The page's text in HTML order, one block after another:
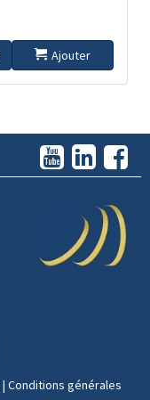
Ajouter
| Conditions générales